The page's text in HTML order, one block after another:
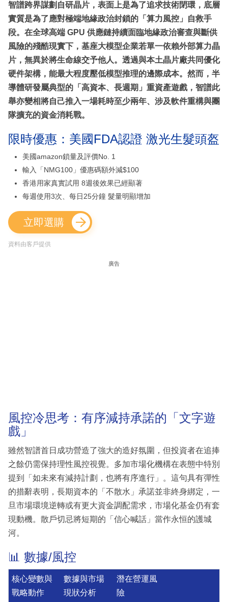
智譜跨界謀劃自研晶片，表面上是為了追求技術閉環，底層
實質是為了應對極端地緣政治封鎖的「算力風控」自救手
段。在全球高端 GPU 供應鏈持續面臨地緣政治審查與斷供
風險的殘酷現實下，基座大模型企業若單一依賴外部算力晶
片，無異於將生命線交予他人。透過與本土晶片廠共同優化
硬件架構，能最大程度壓低模型推理的邊際成本。然而，半
導體研發屬典型的「高資本、長週期」重資產遊戲，智譜此
舉亦變相將自己推入一場耗時至少兩年、涉及軟件重構與團
隊擴充的資金消耗戰。
限時優惠：美國FDA認證 激光生髮頭盔
美國amazon鎖量及評價No. 1
輸入「NMG100」優惠碼額外減$100
香港用家真實試用 8週後效果已經顯著
每週使用3次、每日25分鐘 髮量明顯增加
立即選購
資料由客戶提供
廣告
風控冷思考：有序減持承諾的「文字遊
戲」
雖然智譜首日成功營造了強大的造好氛圍，但投資者在追捧
之餘仍需保持理性風控視覺。多加市場化機構在表態中特別
提到「如未來有減持計劃，也將有序進行」。這句具有彈性
的措辭表明，長期資本的「不散水」承諾並非終身綁定，一
旦市場環境逆轉或有更大資金調配需求，市場化基金仍有套
現動機。散戶切忌將短期的「信心喊話」當作永恒的護城
河。
📊 數據/風控
核心變數與
戰略動作
數據與市場
現狀分析
潛在營運風
險